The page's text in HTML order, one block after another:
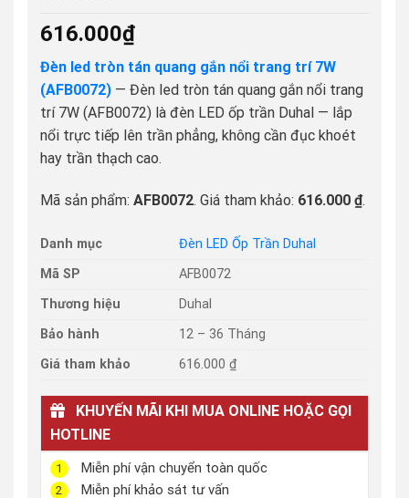
616.000₫
Đèn led tròn tán quang gắn nổi trang trí 7W
(AFB0072)— Đèn led tròn tán quang gắn nổi trang
trí 7W (AFB0072) là đèn LED ốp trần Duhal — lắp
nổi trực tiếp lên trần phẳng, không cần đục khoét
hay trần thạch cao.
Mã sản phẩm: AFB0072. Giá tham khảo: 616.000 ₫.
Danh mục
Đèn LED Ốp Trần Duhal
Mã SP
AFB0072
Thương hiệu
Duhal
Bảo hành
12 – 36 Tháng
Giá tham khảo
616.000 ₫
KHUYẾN MÃI KHI MUA ONLINE HOẶC GỌI
HOTLINE
1 Miễn phí vận chuyển toàn quốc
2 Miễn phí khảo sát tư vấn